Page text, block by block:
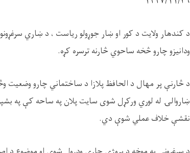
د کندهار ولایت د کور او ښار جوړولو ریاست ، د ښاري
ودانیزو چارو څخه ساحوي څارنه ترسره کړه.
د څارنې پر مهال د الحافظ پلازا د ساختماني چارو
ښاروالۍ له لوري ورکړل شوی سایت پلان په ساحه کې په
نقشې خلاف عملي شوې دي.